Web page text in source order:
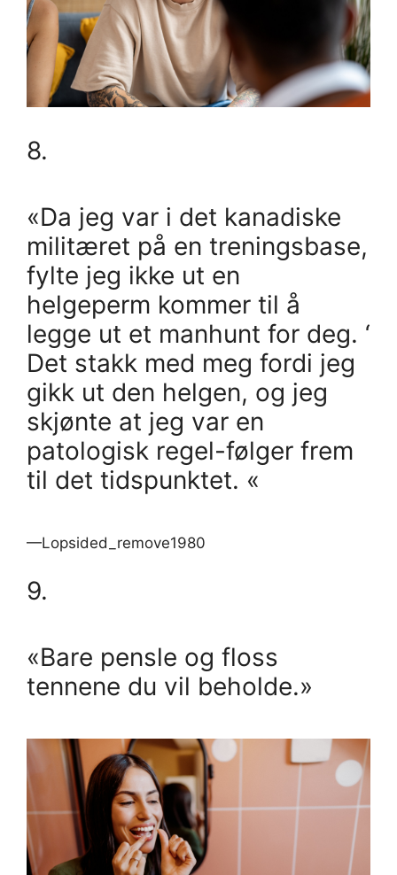
8.
«Da jeg var i det kanadiske
militæret på en treningsbase,
fylte jeg ikke ut en
helgeperm kommer til å
legge ut et manhunt for deg. ‘
Det stakk med meg fordi jeg
gikk ut den helgen, og jeg
skjønte at jeg var en
patologisk regel-følger frem
til det tidspunktet. «
—Lopsided_remove1980
9.
«Bare pensle og floss
tennene du vil beholde.»